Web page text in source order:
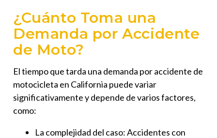
¿Cuánto Toma una
Demanda por Accidente
de Moto?
El tiempo que tarda una demanda por accidente de
motocicleta en California puede variar
significativamente y depende de varios factores,
como:
La complejidad del caso: Accidentes con